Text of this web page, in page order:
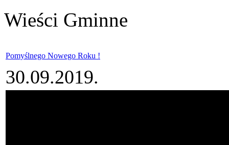
Wieści Gminne
Pomyślnego Nowego Roku !
30.09.2019.